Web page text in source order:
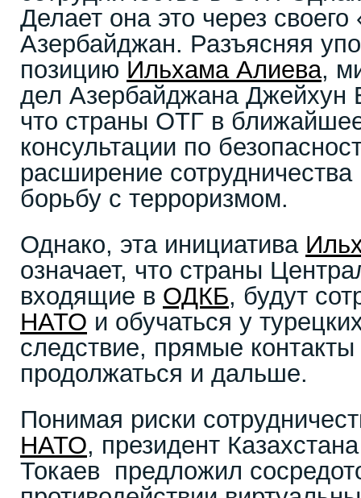
Делает она это через своего
Азербайджан. Разъясняя
позицию Ильхама Алиева,
дел Азербайджана Джейхун
что страны ОТГ в
консультации по
расширение
борьбу с терроризмом.
Однако, эта инициатива
означает, что страны
входящие в ОДКБ, будут
НАТО и обучаться у
следствие, прямые
продолжаться и дальше.
Понимая риски
НАТО, президент
Токаев предложил